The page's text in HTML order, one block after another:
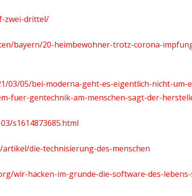
zwei-drittel/
bayern/20-heimbewohner-trotz-corona-
03/05/bei-moderna-geht-es-eigentlich-nicht-um-
fuer-gentechnik-am-menschen-sagt-der-
s1614873685.html
die-technisierung-des-menschen
wir-hacken-im-grunde-die-software-des-